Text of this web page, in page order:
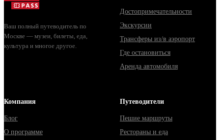
Ваш полный путеводитель по
Москве — музеи, билеты, еда,
культура и многое другое.
Достопримечательности
Экскурсии
Трансферы из/в аэропорт
Где остановиться
Аренда автомобиля
Компания
Блог
О программе
Путеводители
Пешие маршруты
Рестораны и еда